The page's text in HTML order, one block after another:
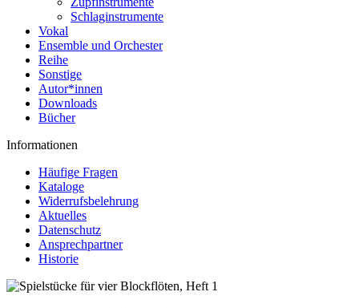
Schlaginstrumente
Vokal
Ensemble und Orchester
Reihe
Sonstige
Autor*innen
Downloads
Bücher
Informationen
Häufige Fragen
Kataloge
Widerrufsbelehrung
Aktuelles
Datenschutz
Ansprechpartner
Historie